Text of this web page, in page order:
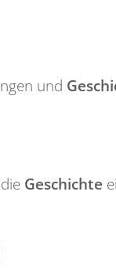
und
Geschichte